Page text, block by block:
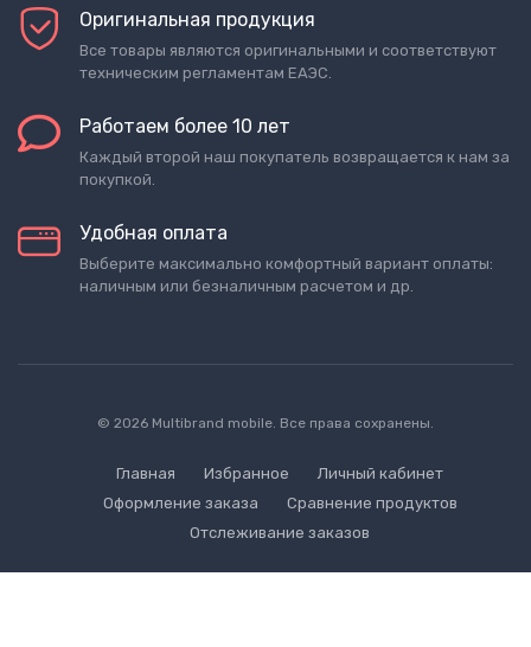
Оригинальная продукция
Все товары являются оригинальными и соответствуют
техническим регламентам ЕАЭС.
Работаем более 10 лет
Каждый второй наш покупатель возвращается к нам за
покупкой.
Удобная оплата
Выберите максимально комфортный вариант оплаты:
наличным или безналичным расчетом и др.
© 2026 Multibrand mobile. Все права сохранены.
Главная Избранное
Личный кабинет
Оформление заказа
Сравнение продуктов
Отслеживание заказов